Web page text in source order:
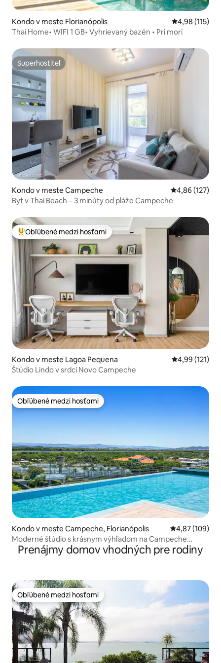
Kondo v meste Florianópolis Priemerné
4,98 (115)
Thai Home• WIFI 1 GB• Vyhrievaný bazén • Pri mori
Superhostiteľ
Superhostiteľ
Kondo v meste Campeche Priemerné
4,86 (127)
Byt v Thai Beach – 3 minúty od pláže Campeche
Najobľúbenejšie medzi hosťami
Obľúbené medzi hosťami
Kondo v meste Lagoa Pequena Priemerné
4,99 (121)
Štúdio Lindo v srdci Novo Campeche
Obľúbené medzi hosťami
Obľúbené medzi hosťami
Kondo v meste Campeche, Florianópolis Priemerné
4,87 (109)
Moderné štúdio s krásnym výhľadom na Campeche
OKA224
Prenájmy domov vhodných pre rodiny
Obľúbené medzi hosťami
Obľúbené medzi hosťami